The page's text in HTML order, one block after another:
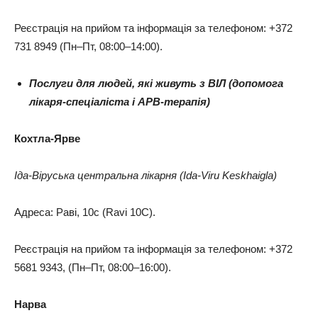
Реєстрація на прийом та інформація за телефоном: +372
731 8949 (Пн–Пт, 08:00–14:00).
Послуги для людей, які живуть з ВІЛ (допомога
лікаря-спеціаліста і АРВ-терапія)
Кохтла-Ярве
Іда-Віруська центральна лікарня (Ida-Viru Keskhaigla)
Адреса: Раві, 10с (Ravi 10C).
Реєстрація на прийом та інформація за телефоном: +372
5681 9343, (Пн–Пт, 08:00–16:00).
Нарва